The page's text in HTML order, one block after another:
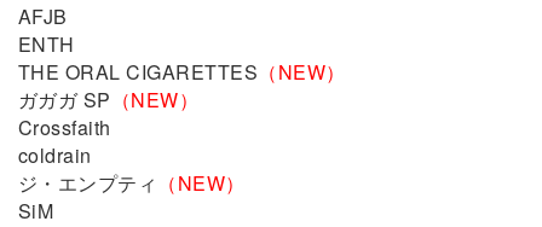
AFJB
ENTH
THE ORAL CIGARETTES （NEW）
ガガガ SP （NEW）
Crossfaith
coldrain
ジ・エンプティ （NEW）
SiM